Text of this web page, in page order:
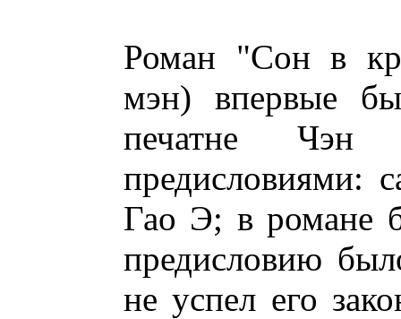
Роман "Сон в
мэн) впервые
печатне
предисловиями:
Гао Э; в романе
предисловию
не успел его